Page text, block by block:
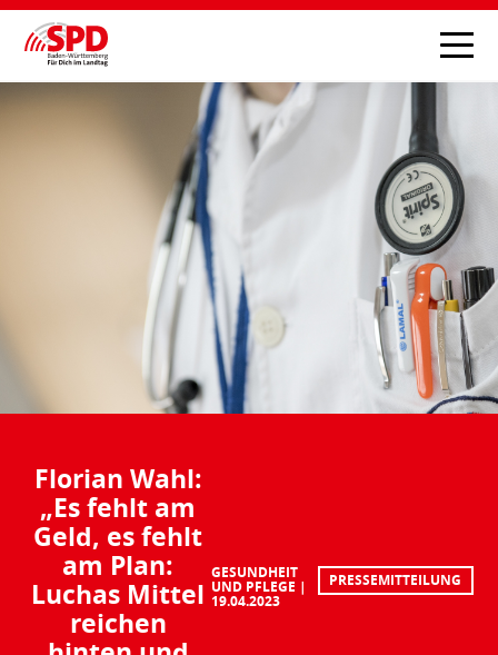
Florian Wahl:
„Es fehlt am
Geld, es fehlt
am Plan:
Luchas Mittel
reichen
GESUNDHEIT
UND PFLEGE
19.04.2023
PRESSEMITTEILUNG